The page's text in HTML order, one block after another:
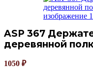
ASP 367
деревянной
1050 ₽